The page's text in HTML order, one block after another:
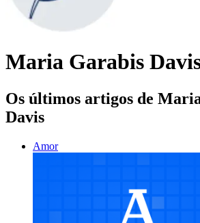
Maria Garabis
Os últimos artigos de
Davis
Amor